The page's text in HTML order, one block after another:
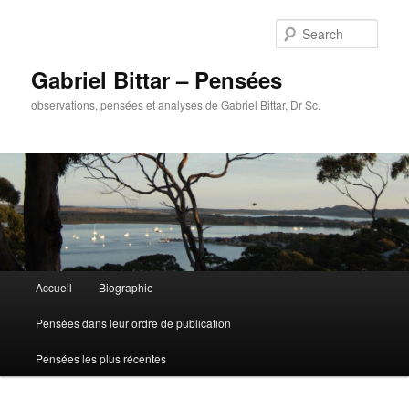
Gabriel Bittar – Pensées
observations, pensées et analyses de Gabriel Bittar, Dr Sc.
Skip to primary content
Skip to secondary content
Accueil Biographie
Pensées dans leur ordre de publication
Pensées les plus récentes